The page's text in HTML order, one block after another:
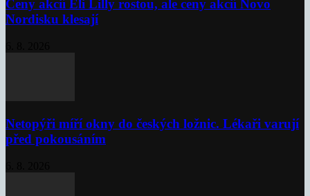
Ceny akcií Eli Lilly rostou, ale ceny akcií Novo
Nordisku klesají
Netopýři míří okny do českých ložnic. Lékaři varují
před pokousáním